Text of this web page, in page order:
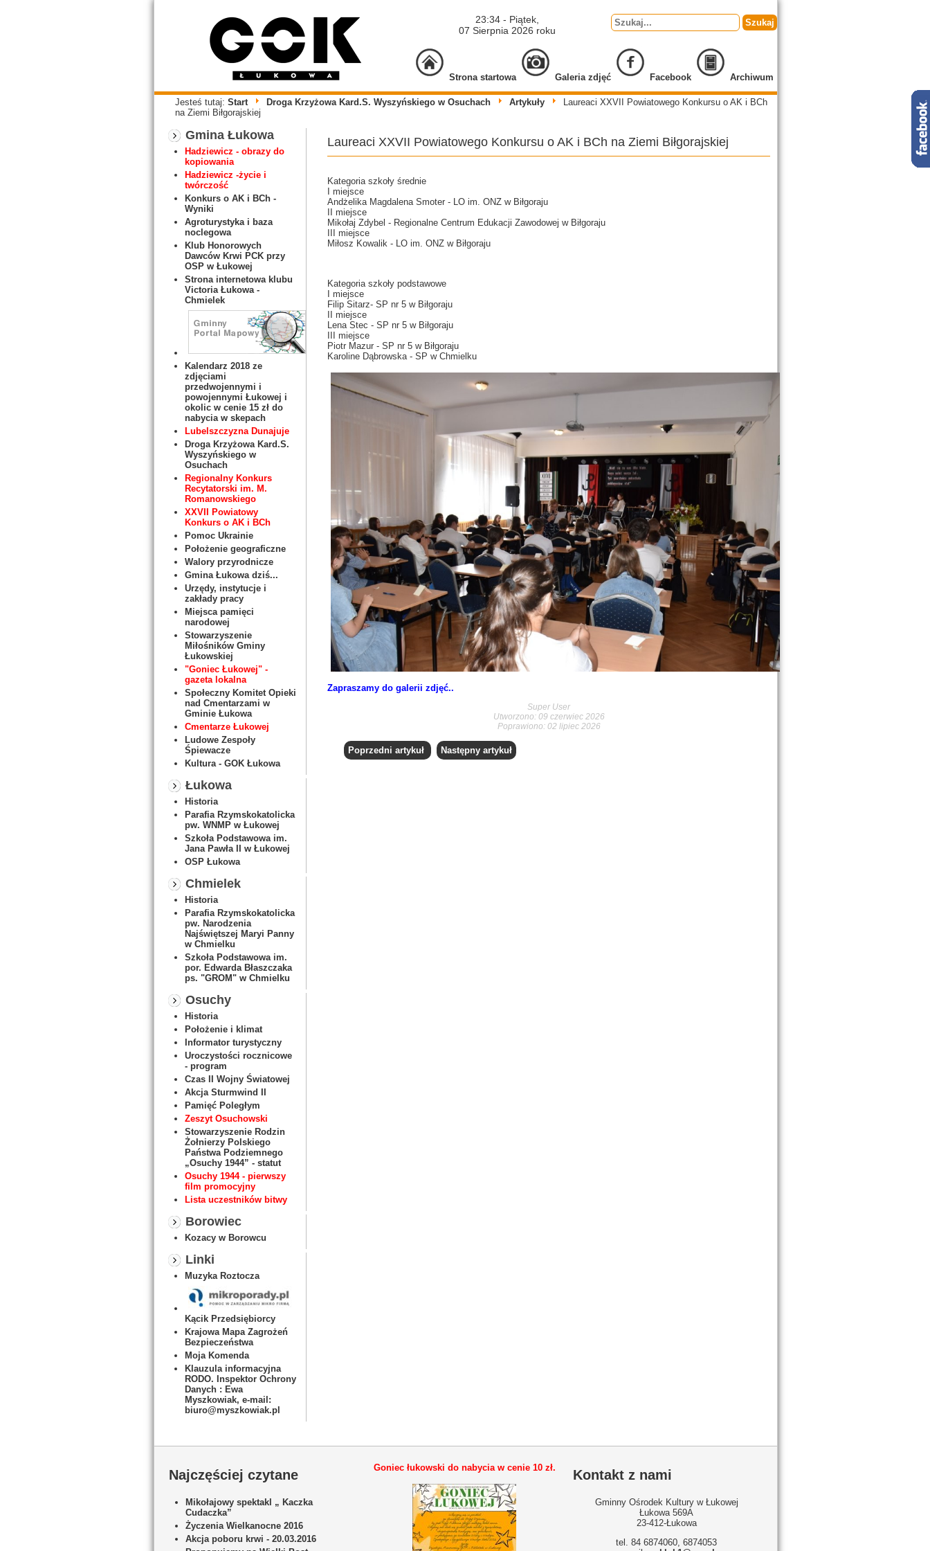
23:34 - Piątek,
07 Sierpnia 2026 roku
Szukaj
Archiwum
Facebook
Galeria zdjęć
Strona startowa
Jesteś tutaj: Start Droga Krzyżowa Kard.S. Wyszyńskiego w Osuchach Artykuły
Laureaci XXVII Powiatowego Konkursu o AK i BCh
na Ziemi Biłgorajskiej
Gmina Łukowa
Hadziewicz - obrazy do
kopiowania
Hadziewicz -życie i
twórczość
Konkurs o AK i BCh -
Wyniki
Agroturystyka i baza
noclegowa
Klub Honorowych
Dawców Krwi PCK przy
OSP w Łukowej
Strona internetowa klubu
Victoria Łukowa -
Chmielek
Kalendarz 2018 ze
zdjęciami
przedwojennymi i
powojennymi Łukowej i
okolic w cenie 15 zł do
nabycia w skepach
Lubelszczyzna Dunajuje
Droga Krzyżowa Kard.S.
Wyszyńskiego w
Osuchach
Regionalny Konkurs
Recytatorski im. M.
Romanowskiego
XXVII Powiatowy
Konkurs o AK i BCh
Pomoc Ukrainie
Położenie geograficzne
Walory przyrodnicze
Gmina Łukowa dziś...
Urzędy, instytucje i
zakłady pracy
Miejsca pamięci
narodowej
Stowarzyszenie
Miłośników Gminy
Łukowskiej
"Goniec Łukowej" -
gazeta lokalna
Społeczny Komitet Opieki
nad Cmentarzami w
Gminie Łukowa
Cmentarze Łukowej
Ludowe Zespoły
Śpiewacze
Kultura - GOK Łukowa
Łukowa
Historia
Parafia Rzymskokatolicka
pw. WNMP w Łukowej
Szkoła Podstawowa im.
Jana Pawła II w Łukowej
OSP Łukowa
Chmielek
Historia
Parafia Rzymskokatolicka
pw. Narodzenia
Najświętszej Maryi Panny
w Chmielku
Szkoła Podstawowa im.
por. Edwarda Błaszczaka
ps. "GROM" w Chmielku
Osuchy
Historia
Położenie i klimat
Informator turystyczny
Uroczystości rocznicowe
- program
Czas II Wojny Światowej
Akcja Sturmwind II
Pamięć Poległym
Zeszyt Osuchowski
Stowarzyszenie Rodzin
Żołnierzy Polskiego
Państwa Podziemnego
„Osuchy 1944” - statut
Osuchy 1944 - pierwszy
film promocyjny
Lista uczestników bitwy
Borowiec
Kozacy w Borowcu
Linki
Muzyka Roztocza
Kącik Przedsiębiorcy
Krajowa Mapa Zagrożeń
Bezpieczeństwa
Moja Komenda
Klauzula informacyjna
RODO. Inspektor Ochrony
Danych : Ewa
Myszkowiak, e-mail:
biuro@myszkowiak.pl
Laureaci XXVII Powiatowego Konkursu o AK i BCh na Ziemi Biłgorajskiej
Kategoria szkoły średnie
I miejsce
Andżelika Magdalena Smoter - LO im. ONZ w Biłgoraju
II miejsce
Mikołaj Zdybel - Regionalne Centrum Edukacji Zawodowej w Biłgoraju
III miejsce
Miłosz Kowalik - LO im. ONZ w Biłgoraju
Kategoria szkoły podstawowe
I miejsce
Filip Sitarz- SP nr 5 w Biłgoraju
II miejsce
Lena Stec - SP nr 5 w Biłgoraju
III miejsce
Piotr Mazur - SP nr 5 w Biłgoraju
Karoline Dąbrowska - SP w Chmielku
Zapraszamy do galerii zdjęć..
Super User
Utworzono: 09 czerwiec 2026
Poprawiono: 02 lipiec 2026
Poprzedni artykuł Następny artykuł
Najczęściej czytane
Mikołajowy spektakl „ Kaczka
Cudaczka”
Życzenia Wielkanocne 2016
Akcja poboru krwi - 20.03.2016
Goniec łukowski do nabycia w cenie 10 zł. Kontakt z nami
Gminny Ośrodek Kultury w Łukowej
Łukowa 569A
23-412-Łukowa
tel. 84 6874060, 6874053